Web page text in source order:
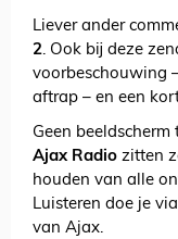
Liever ander
2. Ook bij deze
voorbeschouwing
aftrap – en een
Geen beeldscherm
Ajax Radio zitten
houden van alle
Luisteren doe je via
van Ajax.